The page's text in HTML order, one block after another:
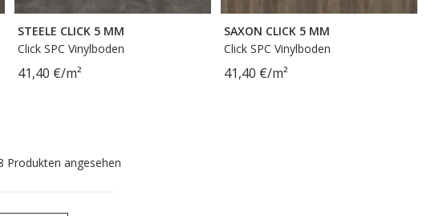
STEELE CLICK 5 MM
Click SPC Vinylboden
41,40 €/m²
SAXON CLICK 5 MM
Click SPC Vinylboden
41,40 €/m²
Produkten angesehen